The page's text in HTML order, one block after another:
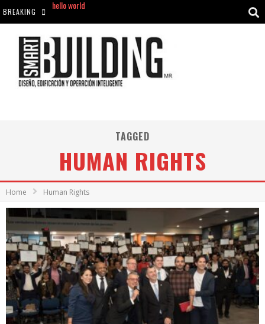
BREAKING
hello world
TAGGED
HUMAN RIGHTS
Home Human Rights